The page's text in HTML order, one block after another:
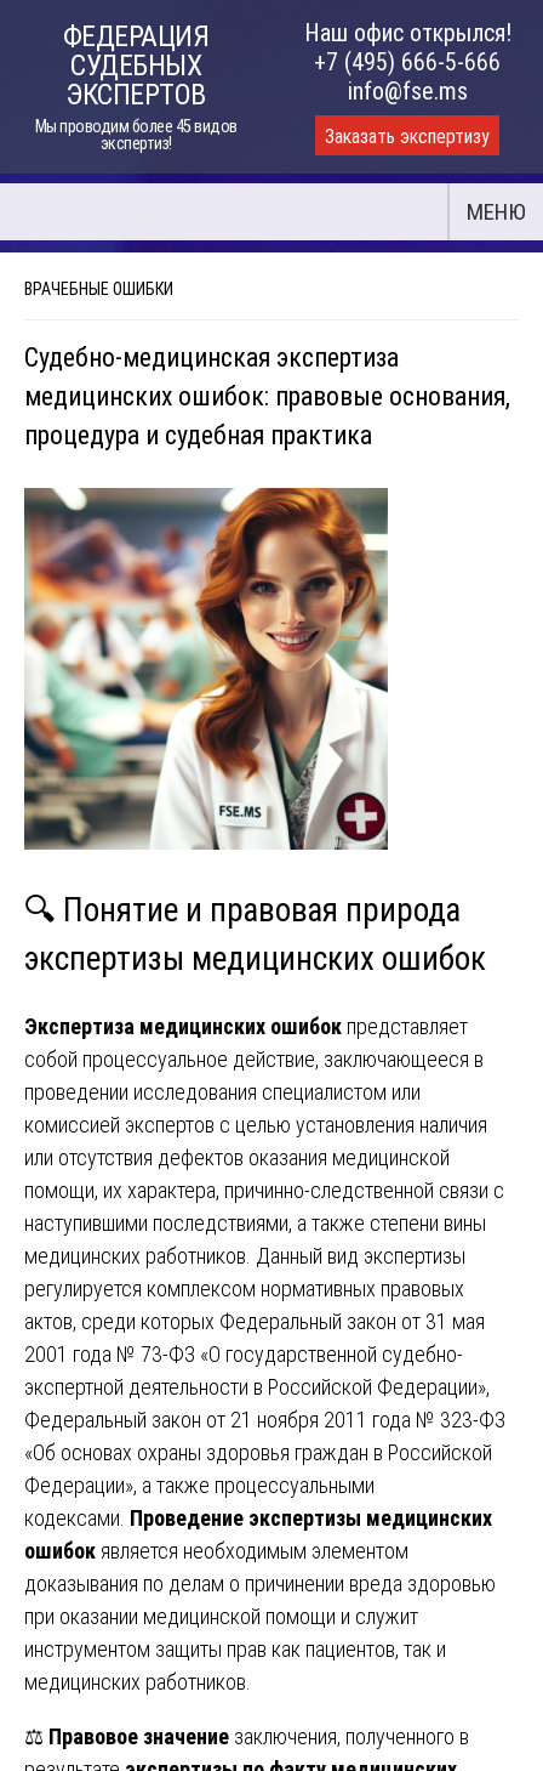
ФЕДЕРАЦИЯ
СУДЕБНЫХ
ЭКСПЕРТОВ
Мы проводим более 45 видов
экспертиз!
Наш офис открылся!
+7 (495) 666-5-666
info@fse.ms
Заказать экспертизу
МЕНЮ
ВРАЧЕБНЫЕ ОШИБКИ
Судебно-медицинская экспертиза
медицинских ошибок: правовые основания,
процедура и судебная практика
🔍 Понятие и правовая природа
экспертизы медицинских ошибок
Экспертиза медицинских ошибок представляет
собой процессуальное действие, заключающееся в
проведении исследования специалистом или
комиссией экспертов с целью установления наличия
или отсутствия дефектов оказания медицинской
помощи, их характера, причинно-следственной связи с
наступившими последствиями, а также степени вины
медицинских работников. Данный вид экспертизы
регулируется комплексом нормативных правовых
актов, среди которых Федеральный закон от 31 мая
2001 года № 73-ФЗ «О государственной судебно-
экспертной деятельности в Российской Федерации»,
Федеральный закон от 21 ноября 2011 года № 323-ФЗ
«Об основах охраны здоровья граждан в Российской
Федерации», а также процессуальными
кодексами. Проведение экспертизы медицинских
ошибок является необходимым элементом
доказывания по делам о причинении вреда здоровью
при оказании медицинской помощи и служит
инструментом защиты прав как пациентов, так и
медицинских работников.
⚖️ Правовое значение заключения, полученного в